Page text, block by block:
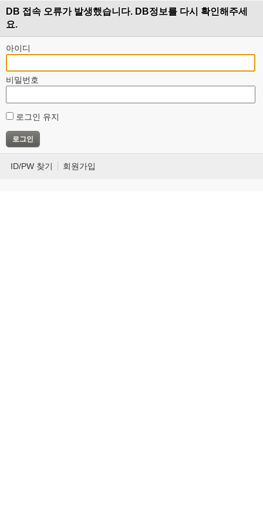
DB 접속 오류가 발생했습니다. DB정보를 다시 확인해주세
요.
아이디
비밀번호
로그인 유지
ID/PW 찾기 회원가입